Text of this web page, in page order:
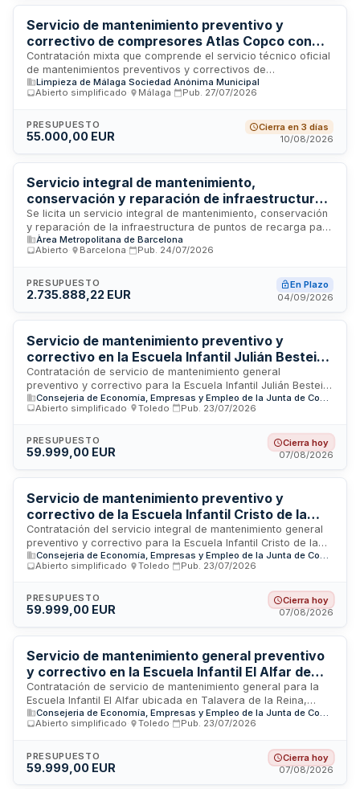
de plan de trabajo, programa de eficiencia energética y
calendario de actuaciones adaptado a las necesidades
específicas de la institución.
Servicio de mantenimiento preventivo y
correctivo de compresores Atlas Copco con
suministro de repuestos para la planta de
tratamiento del Centro Ambiental Los Ruices de
Málaga
Contratación mixta que comprende el servicio técnico oficial
de mantenimientos preventivos y correctivos de
compresores de marca Atlas Copco e instalaciones
auxiliares, junto con el suministro de repuestos originales sin
Sociedad Anónima Municipal requiere estos servicios para
garantizar el funcionamiento óptimo de la maquinaria en la
contrato incluye tanto acciones de prevención como
resolución de averías mediante técnico oficial especializado
y disponibilidad de componentes originales.
Limpieza de Málaga Sociedad Anónima Municipal
Abierto simplificado
Málaga Pub. 27/07/2026
PRESUPUESTO
55.000,00 EUR
Cierra en 3 días
10/08/2026
Servicio integral de mantenimiento,
conservación y reparación de infraestructura
de puntos de recarga para vehículos eléctricos
del Área Metropolitana de Barcelona
Se licita un servicio integral de mantenimiento, conservación
y reparación de la infraestructura de puntos de recarga para
vehículos eléctricos y armarios de acometida gestionados
por el Área Metropolitana de Barcelona. El servicio incluye
fabricantes, coordinación de empresas especializadas y
explotación de plataforma de gestión del mantenimiento. Se
técnico-legales.
Àrea Metropolitana de Barcelona
Abierto
Barcelona Pub. 24/07/2026
PRESUPUESTO
2.735.888,22 EUR
En Plazo
04/09/2026
Servicio de mantenimiento preventivo y
correctivo en la Escuela Infantil Julián Besteiro
de Talavera de la Reina
Contratación de servicio de mantenimiento general
preventivo y correctivo para la Escuela Infantil Julián Besteiro
ubicada en Talavera de la Reina, Toledo. El contratista
deberá realizar trabajos de mantenimiento preventivo y
presupuestos relacionados con reparaciones y conservación
del edificio. Los trabajos incluyen materiales, colocación en
todas las gestiones necesarias para la correcta ejecución
según normas de buena construcción.
Abierto simplificado
Toledo Pub. 23/07/2026
PRESUPUESTO
59.999,00 EUR
Cierra hoy
07/08/2026
Servicio de mantenimiento preventivo y
correctivo de la Escuela Infantil Cristo de la
Sangre de Torrijos
Contratación del servicio integral de mantenimiento general
preventivo y correctivo para la Escuela Infantil Cristo de la
Sangre ubicada en Torrijos, Toledo. El servicio incluye
asesoramiento técnico, redacción de informes,
mantenimiento de obra, reparaciones y trabajos solicitados
por el Servicio de Educación. El contratista debe garantizar
incluyendo materiales, colocación en obra, traslado de
mobiliario y limpieza de zonas de trabajo.
Consejeria de Economía, Empresas y Empleo de la Junta de Comunidades de Castilla-La Mancha
Abierto simplificado
Toledo Pub. 23/07/2026
PRESUPUESTO
59.999,00 EUR
Cierra hoy
07/08/2026
Servicio de mantenimiento general preventivo
y correctivo en la Escuela Infantil El Alfar de
Talavera de la Reina
Contratación de servicio de mantenimiento general para la
Escuela Infantil El Alfar ubicada en Talavera de la Reina,
Toledo. El servicio comprende trabajos de mantenimiento
preventivo y correctivo, incluyendo asesoría técnica,
solicitados por el Servicio de Educación. El contratista debe
garantizar la capacidad técnica para resolver problemas de
Consejeria de Economía, Empresas y Empleo de la Junta de Comunidades de Castilla-La Mancha
Abierto simplificado
Toledo Pub. 23/07/2026
PRESUPUESTO
59.999,00 EUR
Cierra hoy
07/08/2026